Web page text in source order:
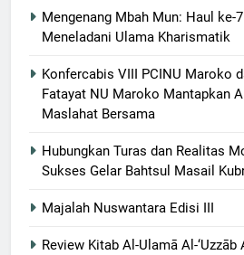
Mengenang Mbah Mun: Haul
Meneladani Ulama Kharismatik
Konfercabis VIII PCINU Maroko
Fatayat NU Maroko Mantapkan
Maslahat Bersama
Hubungkan Turas dan Realitas
Sukses Gelar Bahtsul Masail
Majalah Nuswantara Edisi III
Review Kitab Al-Ulamā Al-